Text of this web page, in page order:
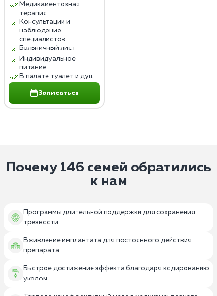
Медикаментозная
терапия
Консультации и
наблюдение
специалистов
Больничный лист
Индивидуальное
питание
В палате туалет и душ
Записаться
Почему 146 семей обратились
к нам
Программы длительной поддержки для сохранения
трезвости.
Вживление имплантата для постоянного действия
препарата.
Быстрое достижение эффекта благодаря кодированию
уколом.